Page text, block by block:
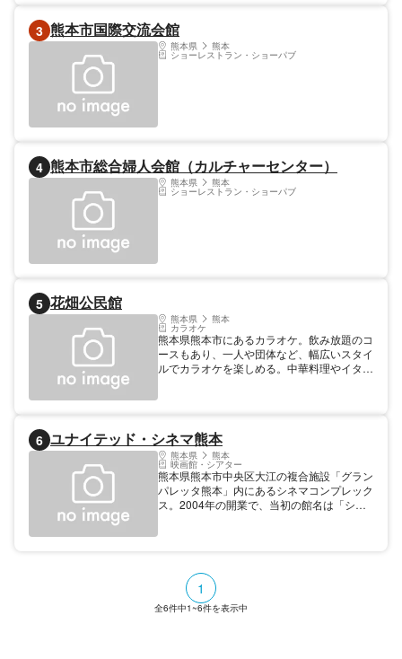
3 熊本市国際交流会館
熊本県 熊本
ショーレストラン・ショーパブ
4 熊本市総合婦人会館（カルチャーセンター）
熊本県 熊本
ショーレストラン・ショーパブ
5 花畑公民館
熊本県 熊本
カラオケ
熊本県熊本市にあるカラオケ。飲み放題のコ
ースもあり、一人や団体など、幅広いスタイ
ルでカラオケを楽しめる。中華料理やイタリ
6 ユナイテッド・シネマ熊本
熊本県 熊本
映画館・シアター
熊本県熊本市中央区大江の複合施設「グラン
パレッタ熊本」内にあるシネマコンプレック
ス。2004年の開業で、当初の館名は「シネ
中央店に隣接しており、車でのアクセスにつ
いてはグランパレッタ熊本の公式サイトでも
イオン熊本中央店の駐車場の利用が案内され
1
全6件中1~6件を表示中